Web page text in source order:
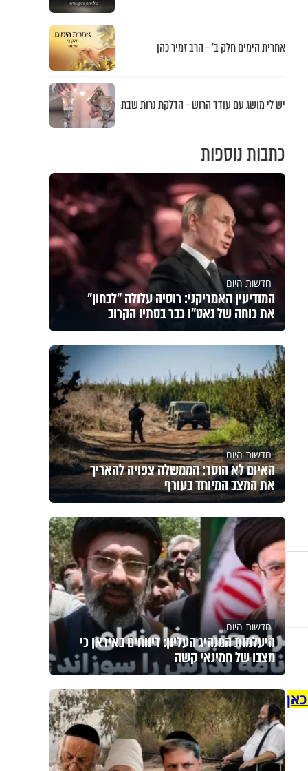
אחרית הימים חלק ב’ - הרב זמיר כהן
יש לי מושג עם עודד הרוש - הדלקת נרות שבת
כתבות נוספות
חדשות היום
המודיעין האמריקני: רוסיה עלולה "לבחון"
את כוחה של נאט"ו כבר בסתיו הקרוב
חדשות היום
האיום לא הוסר: הממשלה צפויה להאריך
את המצב המיוחד בעורף
חדשות היום
היעלמות המנהיג העליון: דיווחים באיראן כי
מצבו של חמינאי קשה